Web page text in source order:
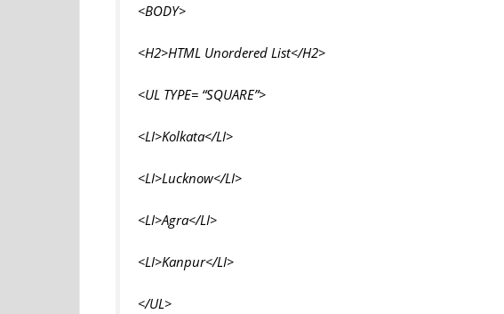
<BODY>
<H2>HTML Unordered List</H2>
<UL TYPE= “SQUARE”>
<LI>Kolkata</LI>
<LI>Lucknow</LI>
<LI>Agra</LI>
<LI>Kanpur</LI>
</UL>